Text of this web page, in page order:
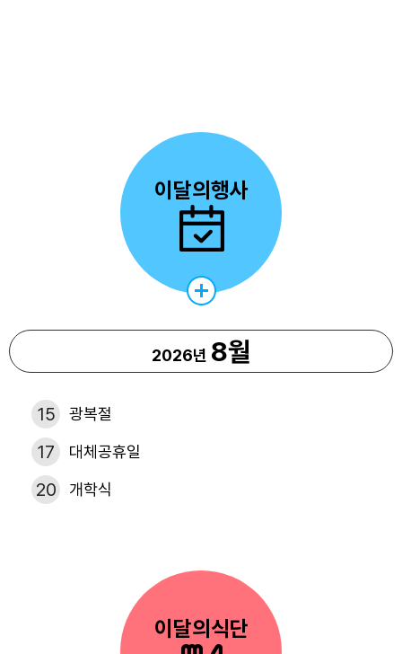
이달의행사
2026년 8월
15 광복절
17 대체공휴일
20 개학식
이달의식단